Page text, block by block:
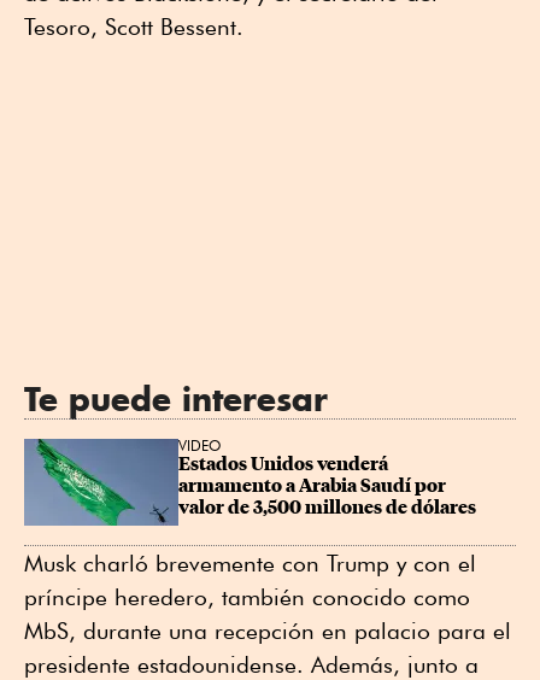
Tesoro, Scott Bessent.
Te puede interesar
VIDEO
Estados Unidos venderá
armamento a Arabia Saudí por
valor de 3,500 millones de dólares
Musk charló brevemente con Trump y con el
príncipe heredero, también conocido como
MbS, durante una recepción en palacio para el
presidente estadounidense. Además, junto a